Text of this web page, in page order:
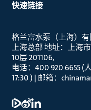
快速链接
格兰富水泵（上海）有
上海总部 地址：上海
10层 201106
电话：400 920 6655 (
17:30 ) | 邮箱：